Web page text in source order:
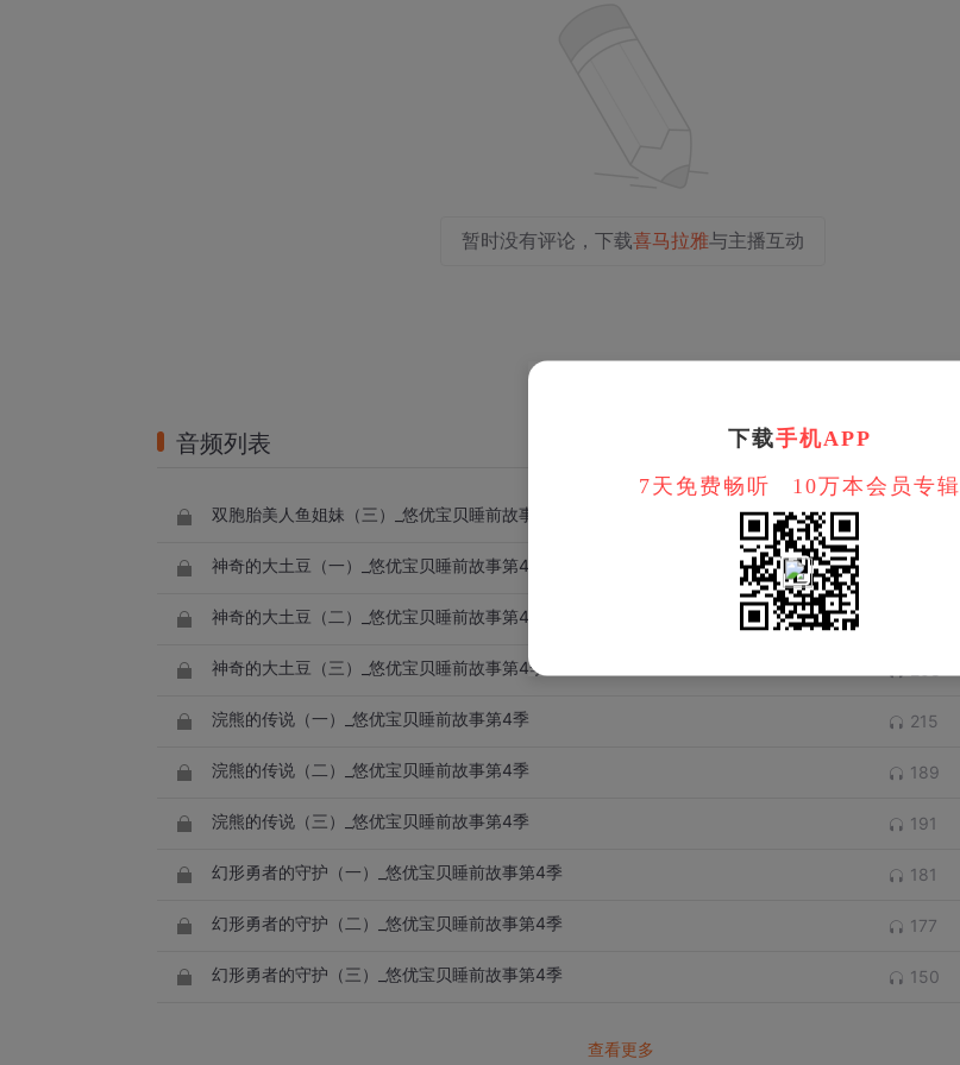
暂时没有评论，下载喜马拉雅与主播互动
音频列表
双胞胎美人鱼姐妹（三）_悠优宝贝睡前故事第4季
神奇的大土豆（一）_悠优宝贝睡前故事第4季
神奇的大土豆（二）_悠优宝贝睡前故事第4季
神奇的大土豆（三）_悠优宝贝睡前故事第4季
浣熊的传说（一）_悠优宝贝睡前故事第4季 215
浣熊的传说（二）_悠优宝贝睡前故事第4季 189
浣熊的传说（三）_悠优宝贝睡前故事第4季 191
幻形勇者的守护（一）_悠优宝贝睡前故事第4季 181
幻形勇者的守护（二）_悠优宝贝睡前故事第4季 177
幻形勇者的守护（三）_悠优宝贝睡前故事第4季 150
查看更多
下载手机APP
7天免费畅听
10万本会员专辑